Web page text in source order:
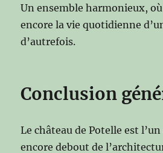
Un ensemble harmonieux,
encore la vie quotidienne
d’autrefois.
Conclusion
Le château de Potelle est
encore debout de